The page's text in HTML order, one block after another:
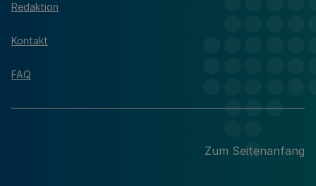
Redaktion
Kontakt
FAQ
Zum Seitenanfang